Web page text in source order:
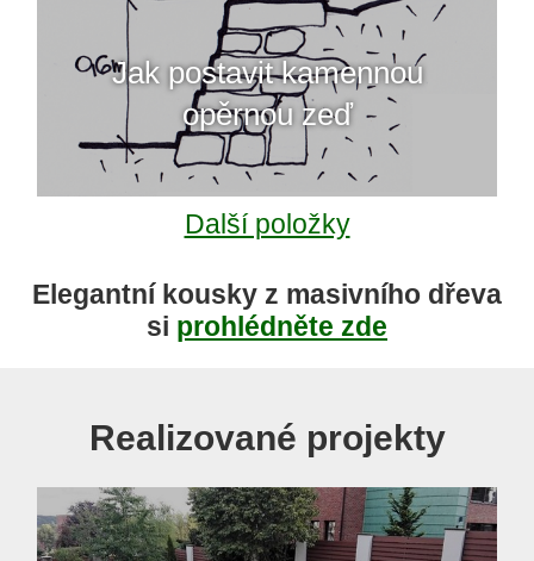
Jak postavit kamennou
opěrnou zeď
Další položky
Elegantní kousky z masivního dřeva
si prohlédněte zde
Realizované projekty